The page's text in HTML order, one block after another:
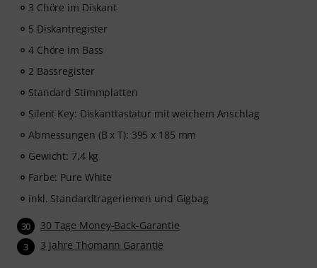
3 Chöre im Diskant
5 Diskantregister
4 Chöre im Bass
2 Bassregister
Standard Stimmplatten
Silent Key: Diskanttastatur mit weichem Anschlag
Abmessungen (B x T): 395 x 185 mm
Gewicht: 7,4 kg
Farbe: Pure White
inkl. Standardtrageriemen und Gigbag
30 30 Tage Money-Back-Garantie
3 3 Jahre Thomann Garantie